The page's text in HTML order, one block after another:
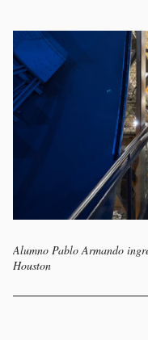
Alumno Pablo Armando
Houston